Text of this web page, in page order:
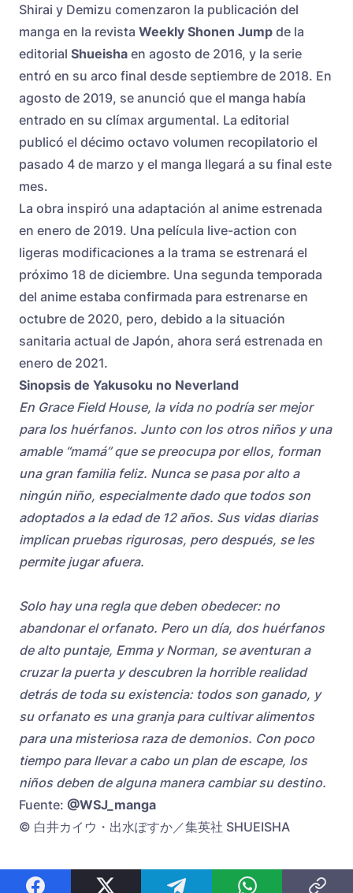
Shirai y Demizu comenzaron la publicación del
manga en la revista Weekly Shonen Jump de la
editorial Shueisha en agosto de 2016, y la serie
entró en su arco final desde septiembre de 2018. En
agosto de 2019, se anunció que el manga había
entrado en su clímax argumental. La editorial
publicó el décimo octavo volumen recopilatorio el
pasado 4 de marzo y el manga llegará a su final este
mes.
La obra inspiró una adaptación al anime estrenada
en enero de 2019. Una película live-action con
ligeras modificaciones a la trama se estrenará el
próximo 18 de diciembre. Una segunda temporada
del anime estaba confirmada para estrenarse en
octubre de 2020, pero, debido a la situación
sanitaria actual de Japón, ahora será estrenada en
enero de 2021.
Sinopsis de Yakusoku no Neverland
En Grace Field House, la vida no podría ser mejor
para los huérfanos. Junto con los otros niños y una
amable “mamá” que se preocupa por ellos, forman
una gran familia feliz. Nunca se pasa por alto a
ningún niño, especialmente dado que todos son
adoptados a la edad de 12 años. Sus vidas diarias
implican pruebas rigurosas, pero después, se les
permite jugar afuera.
Solo hay una regla que deben obedecer: no
abandonar el orfanato. Pero un día, dos huérfanos
de alto puntaje, Emma y Norman, se aventuran a
cruzar la puerta y descubren la horrible realidad
detrás de toda su existencia: todos son ganado, y
su orfanato es una granja para cultivar alimentos
para una misteriosa raza de demonios. Con poco
tiempo para llevar a cabo un plan de escape, los
niños deben de alguna manera cambiar su destino.
Fuente: @WSJ_manga
© 白井カイウ・出水ぽすか／集英社 SHUEISHA